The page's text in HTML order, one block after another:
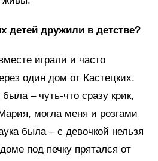
детей дружили в детстве?
играли и часто
один дом от Кастецких.
– чуть-что сразу крик,
могла меня и розгами
была – с девочкой нельзя
под печку прятался от